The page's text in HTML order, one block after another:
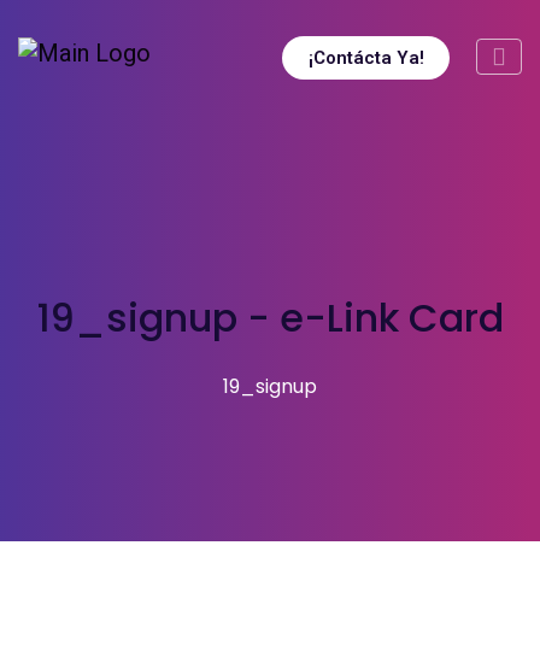
¡Contácta Ya!
19_signup - e-Link Card
19_signup